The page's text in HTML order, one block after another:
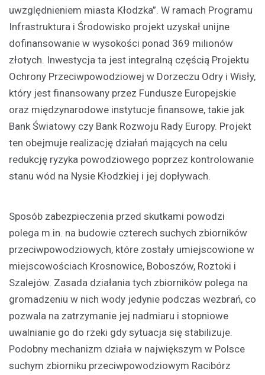
uwzględnieniem miasta Kłodzka”. W ramach Programu
Infrastruktura i Środowisko projekt uzyskał unijne
dofinansowanie w wysokości ponad 369 milionów
złotych. Inwestycja ta jest integralną częścią Projektu
Ochrony Przeciwpowodziowej w Dorzeczu Odry i Wisły,
który jest finansowany przez Fundusze Europejskie
oraz międzynarodowe instytucje finansowe, takie jak
Bank Światowy czy Bank Rozwoju Rady Europy. Projekt
ten obejmuje realizację działań mających na celu
redukcję ryzyka powodziowego poprzez kontrolowanie
stanu wód na Nysie Kłodzkiej i jej dopływach.
Sposób zabezpieczenia przed skutkami powodzi
polega m.in. na budowie czterech suchych zbiorników
przeciwpowodziowych, które zostały umiejscowione w
miejscowościach Krosnowice, Boboszów, Roztoki i
Szalejów. Zasada działania tych zbiorników polega na
gromadzeniu w nich wody jedynie podczas wezbrań, co
pozwala na zatrzymanie jej nadmiaru i stopniowe
uwalnianie go do rzeki gdy sytuacja się stabilizuje.
Podobny mechanizm działa w największym w Polsce
suchym zbiorniku przeciwpowodziowym Racibórz